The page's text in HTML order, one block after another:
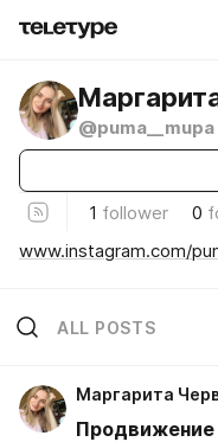
@puma__mupa
1 follower 0
www.instagram.com/
ALL POSTS
Маргарита
Продвижение